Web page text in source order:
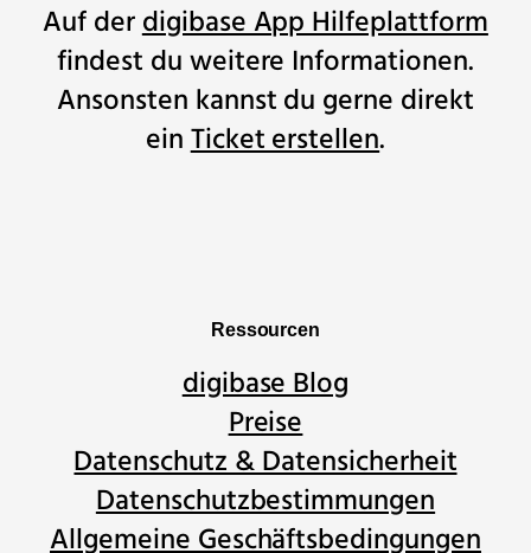
Auf derdigibase App Hilfeplattform
findest du weitere Informationen.
Ansonsten kannst du gerne direkt
einTicket erstellen.
Ressourcen
digibase Blog
Preise
Datenschutz & Datensicherheit
Datenschutzbestimmungen
Allgemeine Geschäftsbedingungen